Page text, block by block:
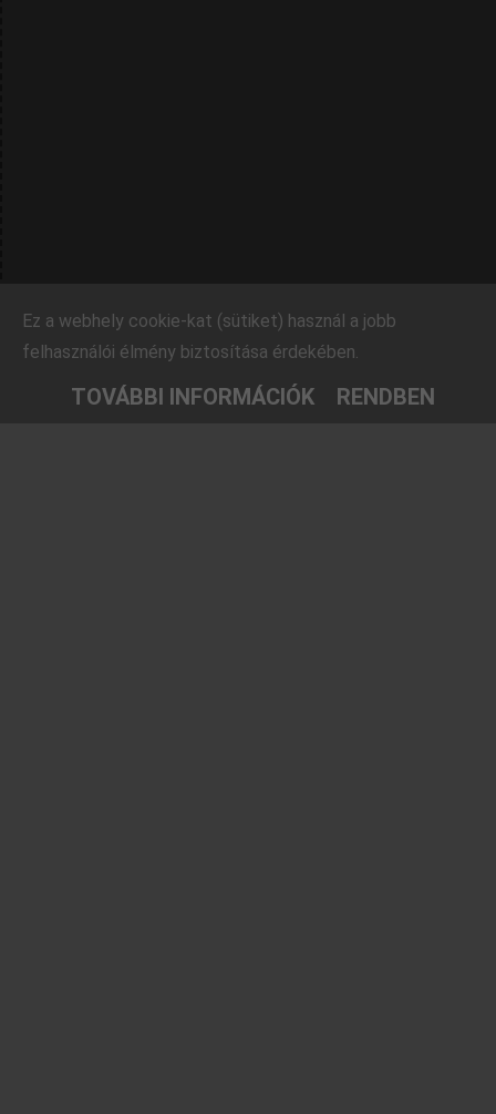
Ez a webhely cookie-kat (sütiket) használ a jobb
felhasználói élmény biztosítása érdekében.
TOVÁBBI INFORMÁCIÓK RENDBEN